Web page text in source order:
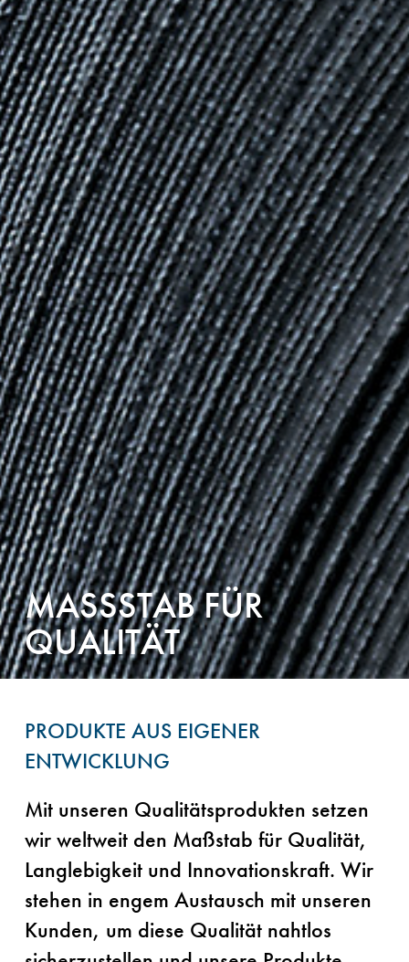
MASSSTAB FÜR
QUALITÄT
PRODUKTE AUS EIGENER
ENTWICKLUNG
Mit unseren Qualitätsprodukten setzen
wir weltweit den Maßstab für Qualität,
Langlebigkeit und Innovationskraft. Wir
stehen in engem Austausch mit unseren
Kunden, um diese Qualität nahtlos